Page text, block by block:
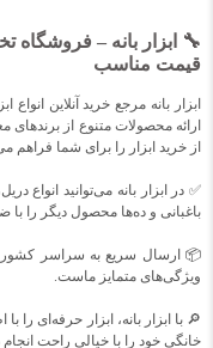
🔧 ابزار بانه – فروشگاه
قیمت مناسب
ابزار بانه مرجع خرید آنلاین
ارائه محصولات متنوع از
از خرید ابزار را برای شما فراهم
✅ در ابزار بانه می‌توانید انواع
باغبانی و ده‌ها محصول دیگر را با
📦 ارسال سریع به سراسر
ویژگی‌های متمایز ماست.
🔎 با ابزار بانه، ابزار حرفه‌ای
خانگی خود را با خیالی راحت انجام